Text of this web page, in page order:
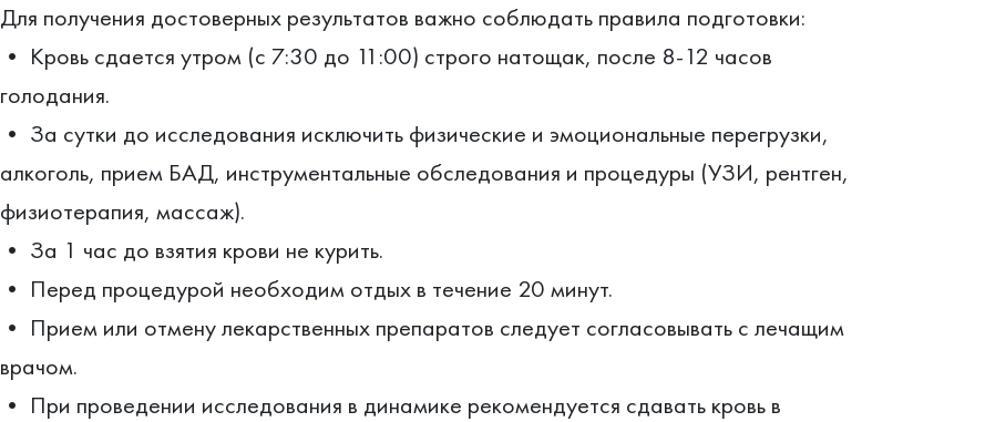
Для получения достоверных результатов важно соблюдать правила подготовки:
• Кровь сдается утром (с 7:30 до 11:00) строго натощак, после 8-12 часов
голодания.
• За сутки до исследования исключить физические и эмоциональные перегрузки,
алкоголь, прием БАД, инструментальные обследования и процедуры (УЗИ, рентген,
физиотерапия, массаж).
• За 1 час до взятия крови не курить.
• Перед процедурой необходим отдых в течение 20 минут.
• Прием или отмену лекарственных препаратов следует согласовывать с лечащим
врачом.
• При проведении исследования в динамике рекомендуется сдавать кровь в